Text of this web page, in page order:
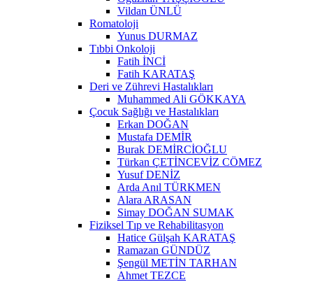
Vildan ÜNLÜ
Romatoloji
Yunus DURMAZ
Tıbbi Onkoloji
Fatih İNCİ
Fatih KARATAŞ
Deri ve Zührevi Hastalıkları
Muhammed Ali GÖKKAYA
Çocuk Sağlığı ve Hastalıkları
Erkan DOĞAN
Mustafa DEMİR
Burak DEMİRCİOĞLU
Türkan ÇETİNCEVİZ CÖMEZ
Yusuf DENİZ
Arda Anıl TÜRKMEN
Alara ARASAN
Simay DOĞAN SUMAK
Fiziksel Tıp ve Rehabilitasyon
Hatice Gülşah KARATAŞ
Ramazan GÜNDÜZ
Şengül METİN TARHAN
Ahmet TEZCE